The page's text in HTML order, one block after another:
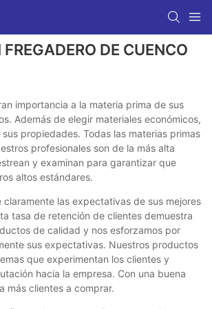
FREGADERO DE CUENCO
importancia a la materia prima de sus
Además de elegir materiales económicos,
propiedades. Todas las materias primas
profesionales son de la más alta
y examinan para garantizar que
altos estándares.
claramente las expectativas de sus mejores
tasa de retención de clientes demuestra
de calidad y nos esforzamos por
sus expectativas. Nuestros productos
que experimentan los clientes y
hacia la empresa. Con una buena
más clientes a comprar.